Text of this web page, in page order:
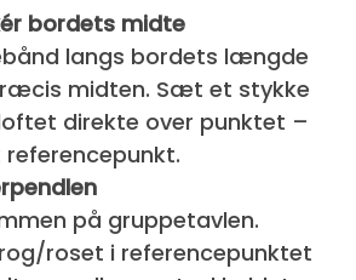
bordets midte
langs bordets længde
midten. Sæt et stykke
direkte over punktet –
på gruppetavlen.
roset i referencepunktet